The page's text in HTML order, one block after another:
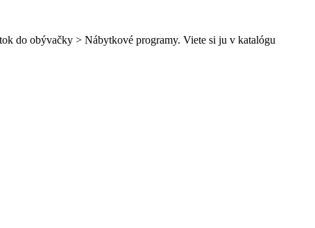
do obývačky > Nábytkové programy. Viete si ju v katalógu